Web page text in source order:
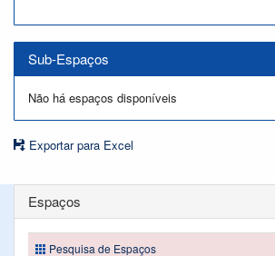
Sub-Espaços
Não há espaços disponíveis
Exportar para Excel
Espaços
Pesquisa de Espaços